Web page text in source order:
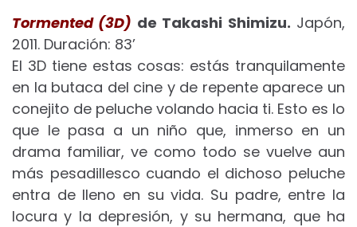
Tormented (3D) de Takashi Shimizu. Japón,
2011. Duración: 83’
El 3D tiene estas cosas: estás tranquilamente
en la butaca del cine y de repente aparece un
conejito de peluche volando hacia ti. Esto es lo
que le pasa a un niño que, inmerso en un
drama familiar, ve como todo se vuelve aun
más pesadillesco cuando el dichoso peluche
entra de lleno en su vida. Su padre, entre la
locura y la depresión, y su hermana, que ha